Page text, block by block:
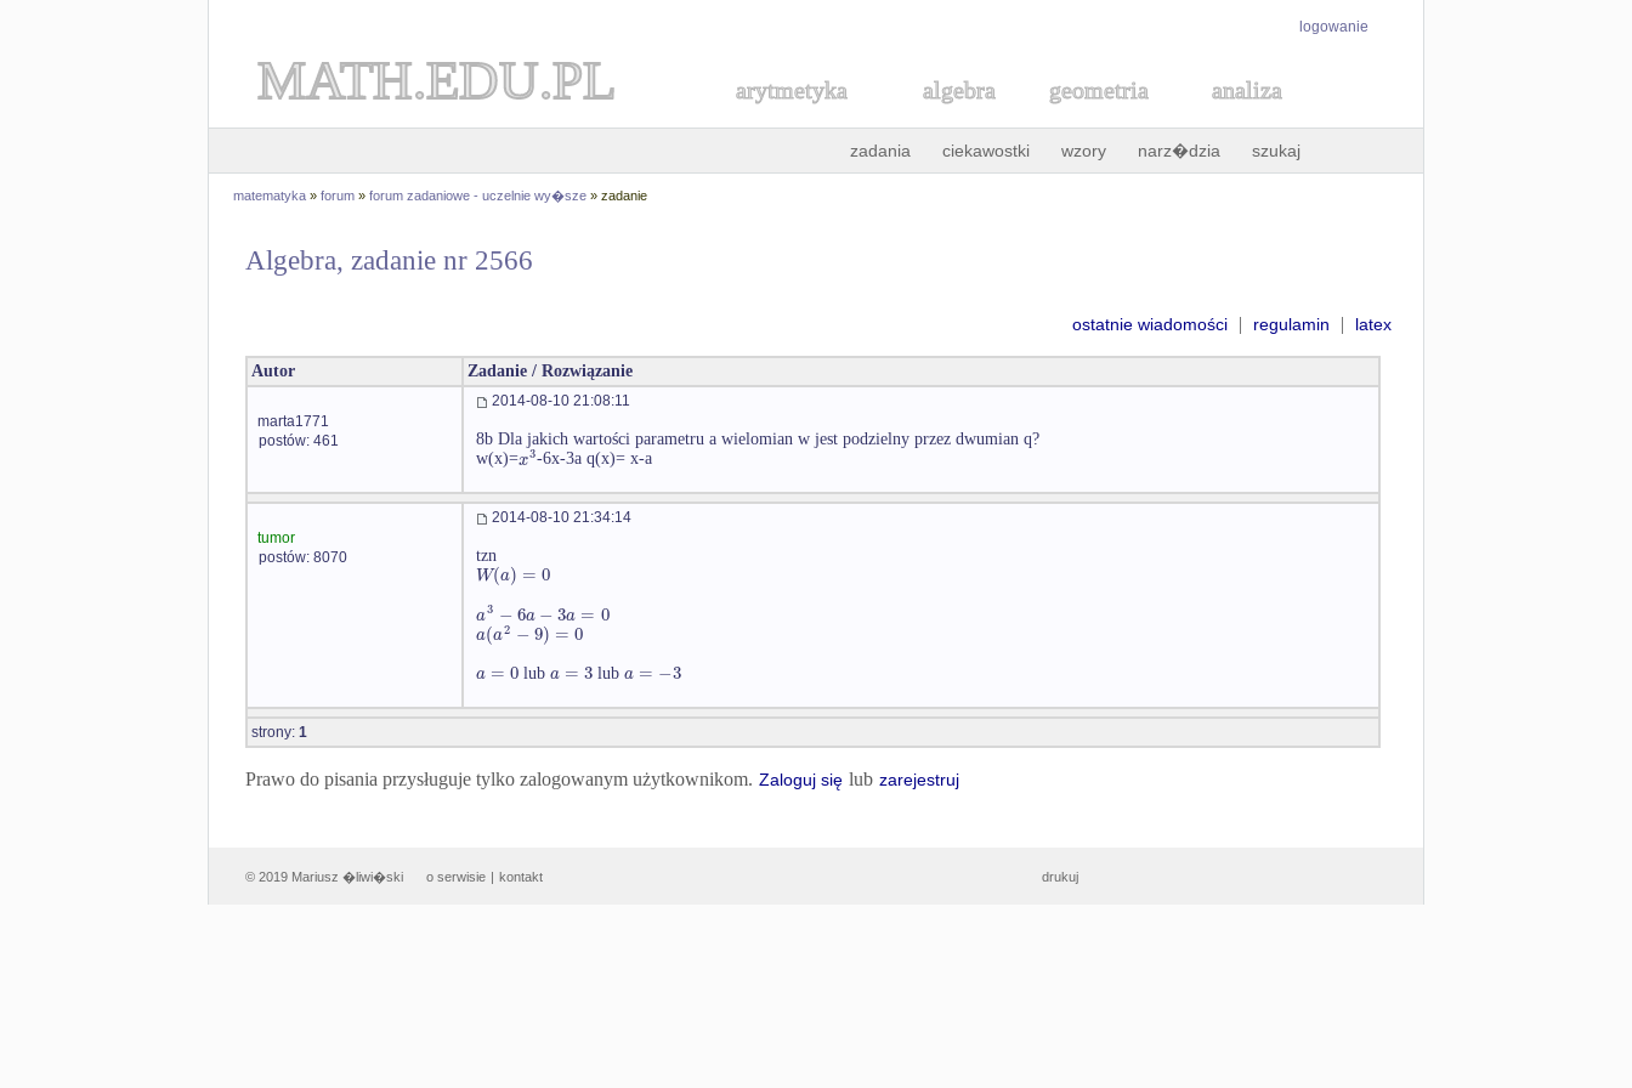
logowanie
MATH.EDU.PL arytmetyka algebra geometria analiza
zadania ciekawostki wzory narz�dzia szukaj
matematyka » forum » forum zadaniowe - uczelnie wy�sze » zadanie
Algebra, zadanie nr 2566
ostatnie wiadomości | regulamin | latex
Autor Zadanie / Rozwiązanie
marta1771
postów: 461
2014-08-10 21:08:11
8b Dla jakich wartości parametru a wielomian w jest podzielny przez dwumian q?
w(x)=x3-6x-3a q(x)= x-a
tumor
postów: 8070
2014-08-10 21:34:14
tzn
W(a) = 0
a3 − 6a − 3a = 0
a(a2 − 9) = 0
a = 0 luba = 3 luba = −3
strony: 1
Prawo do pisania przysługuje tylko zalogowanym użytkownikom. Zaloguj się lub zarejestruj
© 2019 Mariusz �liwi�ski o serwisie | kontakt drukuj